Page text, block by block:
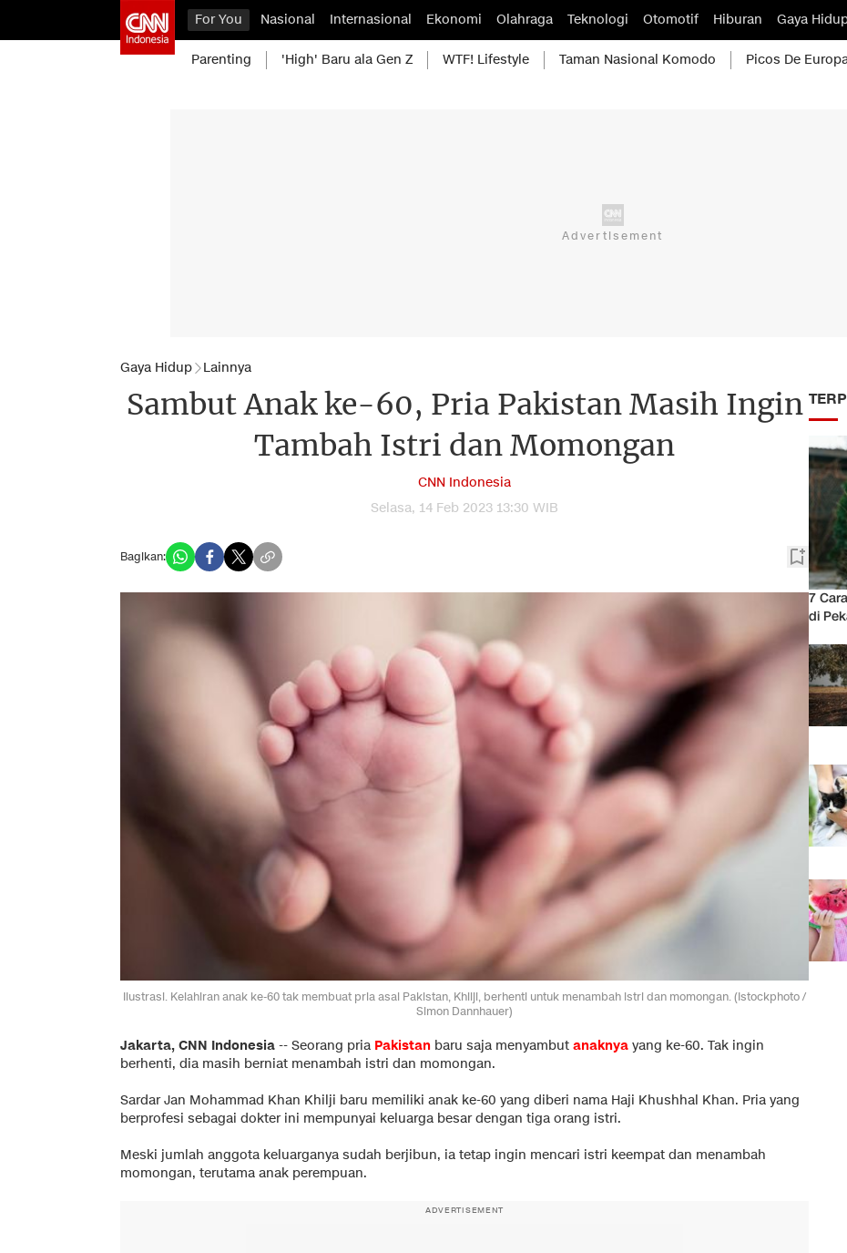
For You Nasional Internasional Ekonomi Olahraga Teknologi Otomotif Hiburan Gaya
Parenting 'High' Baru ala Gen Z WTF! Lifestyle Taman Nasional Komodo Picos De
Gaya Hidup Lainnya
Sambut Anak ke-60, Pria Pakistan Masih Ingin
Tambah Istri dan Momongan
CNN Indonesia
Selasa, 14 Feb 2023 13:30 WIB
Bagikan:
Ilustrasi. Kelahiran anak ke-60 tak membuat pria asal Pakistan, Khilji, berhenti untuk menambah istri dan momongan. (Istockphoto /
Simon Dannhauer)
Jakarta, CNN Indonesia -- Seorang pria Pakistan baru saja menyambut anaknya yang ke-60. Tak ingin
berhenti, dia masih berniat menambah istri dan momongan.
Sardar Jan Mohammad Khan Khilji baru memiliki anak ke-60 yang diberi nama Haji Khushhal Khan. Pria yang
berprofesi sebagai dokter ini mempunyai keluarga besar dengan tiga orang istri.
Meski jumlah anggota keluarganya sudah berjibun, ia tetap ingin mencari istri keempat dan menambah
momongan, terutama anak perempuan.
ADVERTISEMENT
7
di